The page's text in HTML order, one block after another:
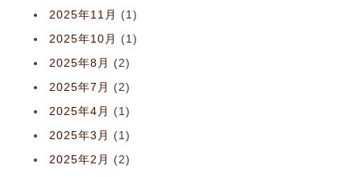
2025年11月
(1)
2025年10月
(1)
2025年8月
(2)
2025年7月
(2)
2025年4月
(1)
2025年3月
(1)
2025年2月
(2)